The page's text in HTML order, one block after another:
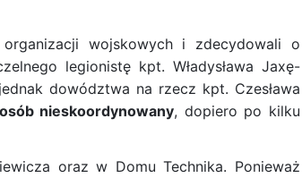
wojskowych i zdecydowali o
legionistę kpt. Władysława Jaxę-
dowództwa na rzecz kpt. Czesława
nieskoordynowany, dopiero po kilku
oraz w Domu Technika. Ponieważ